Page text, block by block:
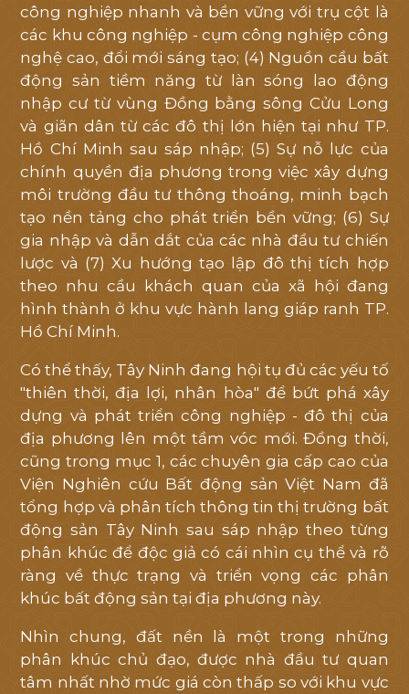
TRANG CHỦ
GIỚI THIỆU
VỊ TRÍ
TIỆN ÍCH
MẶT BẰNG
THƯ VIỆN
TIẾN ĐỘ
LIÊN HỆ
công nghiệp nhanh và bền vững với trụ cột là
các khu công nghiệp - cụm công nghiệp công
nghệ cao, đổi mới sáng tạo; (4) Nguồn cầu bất
động sản tiềm năng từ làn sóng lao động
nhập cư từ vùng Đồng bằng sông Cửu Long
và giãn dân từ các đô thị lớn hiện tại như TP.
Hồ Chí Minh sau sáp nhập; (5) Sự nỗ lực của
chính quyền địa phương trong việc xây dựng
môi trường đầu tư thông thoáng, minh bạch
tạo nền tảng cho phát triển bền vững; (6) Sự
gia nhập và dẫn dắt của các nhà đầu tư chiến
lược và (7) Xu hướng tạo lập đô thị tích hợp
theo nhu cầu khách quan của xã hội đang
hình thành ở khu vực hành lang giáp ranh TP.
Hồ Chí Minh.
Có thể thấy, Tây Ninh đang hội tụ đủ các yếu tố
"thiên thời, địa lợi, nhân hòa" để bứt phá xây
dựng và phát triển công nghiệp - đô thị của
địa phương lên một tầm vóc mới. Đồng thời,
cũng trong mục 1, các chuyên gia cấp cao của
Viện Nghiên cứu Bất động sản Việt Nam đã
tổng hợp và phân tích thông tin thị trường bất
động sản Tây Ninh sau sáp nhập theo từng
phân khúc để độc giả có cái nhìn cụ thể và rõ
ràng về thực trạng và triển vọng các phân
khúc bất động sản tại địa phương này.
Nhìn chung, đất nền là một trong những
phân khúc chủ đạo, được nhà đầu tư quan
tâm nhất nhờ mức giá còn thấp so với khu vực